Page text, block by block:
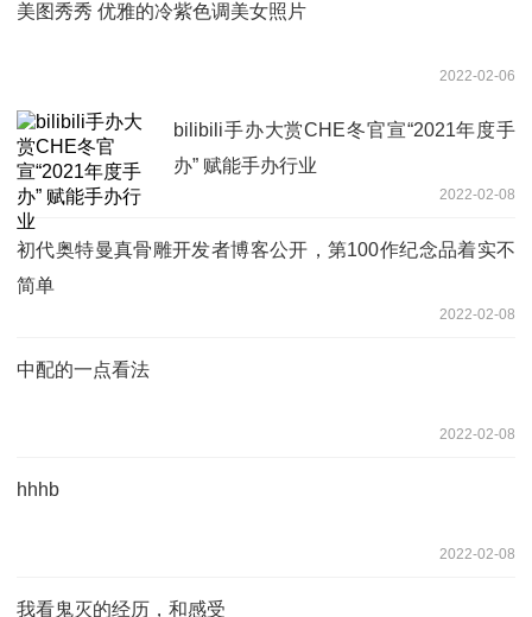
美图秀秀 优雅的冷紫色调美女照片
2022-02-06
bilibili手办大赏CHE冬官宣“2021年度手
办” 赋能手办行业
2022-02-08
初代奥特曼真骨雕开发者博客公开，第100作纪念品着实不
简单
2022-02-08
中配的一点看法
2022-02-08
hhhb
2022-02-08
我看鬼灭的经历，和感受